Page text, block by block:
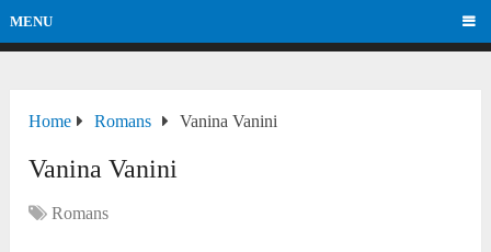
MENU
Home Romans Vanina Vanini
Vanina Vanini
Romans